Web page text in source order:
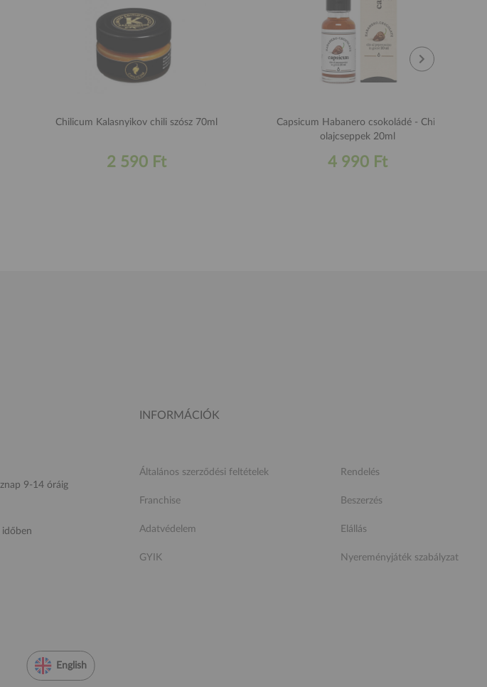
Chilicum Kalasnyikov chili szósz 70ml
2 590 Ft
Capsicum Habanero csokoládé - Chili
olajcseppek 20ml
4 990 Ft
9-14 óráig
INFORMÁCIÓK
Általános szerződési feltételek
Franchise
Adatvédelem
GYIK
Rendelés
Beszerzés
Elállás
Nyereményjáték szabályzat
English